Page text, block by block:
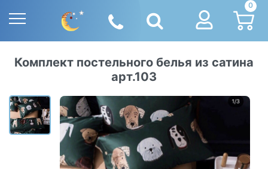
0
Комплект постельного белья из сатина
арт.103